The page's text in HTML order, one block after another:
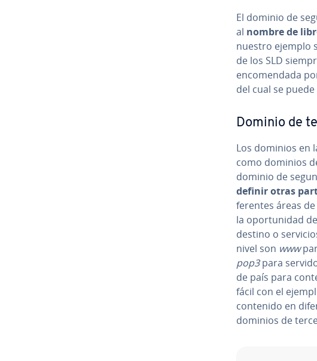
El dominio de
al nombre de
nuestro ejemplo
de los SLD
en­co­me­n­da­da
del cual se
Dominio de
Los dominios en
como dominios
dominio de
definir otras
fe­re­n­tes áreas
la opo­r­tu­ni­dad
destino o
nivel son www
pop3para
de país para
fácil con el
contenido en
dominios de